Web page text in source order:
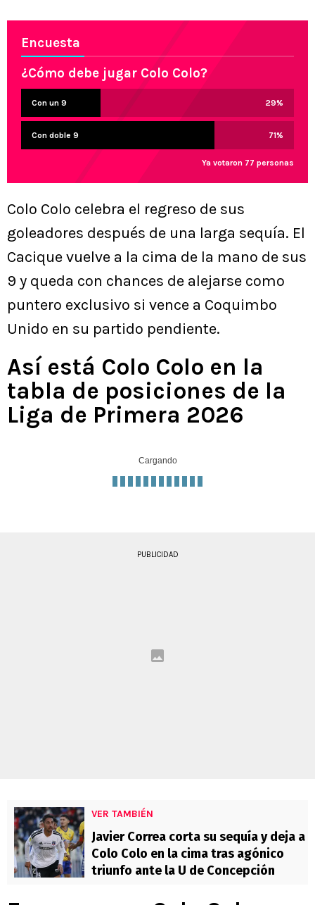
Encuesta
¿Cómo debe jugar Colo Colo?
Con un 9 29%
Con doble 9 71%
Ya votaron 77 personas
Colo Colo celebra el regreso de sus
goleadores después de una larga sequía. El
Cacique vuelve a la cima de la mano de sus
9 y queda con chances de alejarse como
puntero exclusivo si vence a Coquimbo
Unido en su partido pendiente.
Así está Colo Colo en la
tabla de posiciones de la
Liga de Primera 2026
Cargando
PUBLICIDAD
VER TAMBIÉN
Javier Correa corta su sequía y deja a
Colo Colo en la cima tras agónico
triunfo ante la U de Concepción